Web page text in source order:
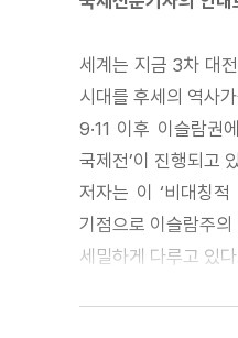
세계는 지금 3차 대
시대를 후세의 역사
9·11 이후 이슬람권
국제전’이 진행되고
저자는 이 ‘비대칭
기점으로 이슬람주
세밀하게 다루고 있다.